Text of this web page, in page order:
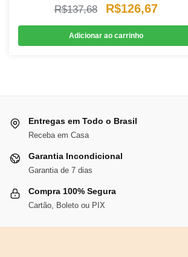
R$137,68
O
preço
original
R$126,67O
preço
atual
Adicionar ao carrinho
Entregas em Todo o Brasil
Receba em Casa
Garantia Incondicional
Garantia de 7 dias
Compra 100% Segura
Cartão, Boleto ou PIX